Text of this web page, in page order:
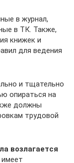
в журнал,
в ТК. Также,
книжек и
для ведения
и тщательно
опираться на
должны
трудовой
возлагается
имеет